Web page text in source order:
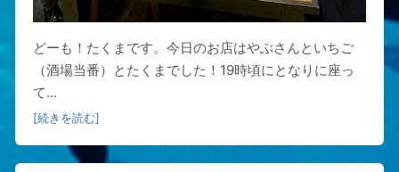
どーも！たくまです。今日のお店はやぶさんといちご
（酒場当番）とたくまでした！19時頃にとなりに座っ
て...
[続きを読む]